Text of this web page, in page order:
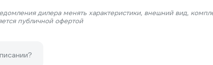
дилера менять характеристики, внешний вид,
публичной офертой